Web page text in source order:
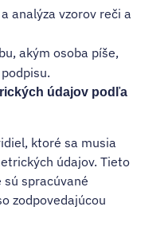
analýza vzorov reči a
akým osoba píše,
údajov podľa
ktoré sa musia
údajov. Tieto
sú spracúvané
zodpovedajúcou